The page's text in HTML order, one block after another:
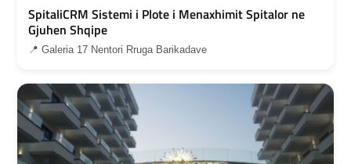
SpitaliCRM Sistemi i Plote i Menaxhimit Spitalor ne
Gjuhen Shqipe
📍 Galeria 17 Nentori Rruga Barikadave